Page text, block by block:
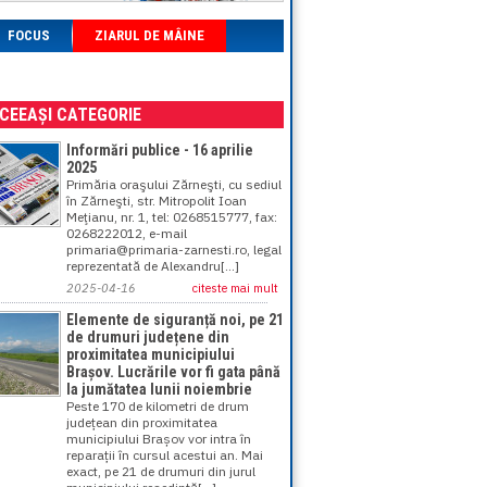
FOCUS ZIARUL DE MÂINE
CATEGORIE
Informări publice - 16 aprilie
2025
Primăria oraşului Zărneşti, cu sediul
în Zărneşti, str. Mitropolit Ioan
Meţianu, nr. 1, tel: 0268515777, fax:
0268222012, e-mail
primaria@primaria-zarnesti.ro, legal
reprezentată de Alexandru[...]
2025-04-16 citeste mai mult
Elemente de siguranță noi, pe 21
de drumuri județene din
proximitatea municipiului
Brașov. Lucrările vor fi gata până
la jumătatea lunii noiembrie
Peste 170 de kilometri de drum
județean din proximitatea
municipiului Brașov vor intra în
reparații în cursul acestui an. Mai
exact, pe 21 de drumuri din jurul